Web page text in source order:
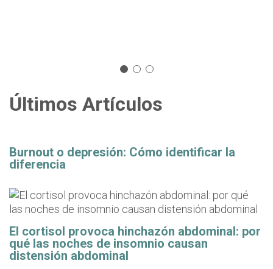
Últimos Artículos
Burnout o depresión: Cómo identificar la
diferencia
El cortisol provoca hinchazón abdominal: por
qué las noches de insomnio causan
distensión abdominal